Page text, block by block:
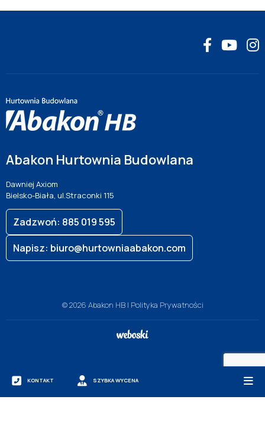
KONTAKT SZYBKA WYCENA
Abakon Hurtownia Budowlana
Dawniej Axiom
Bielsko-Biała, ul.Straconki 115
Zadzwoń: 885 019 595
Napisz: biuro@hurtowniaabakon.com
© 2026 Abakon HB | Polityka Prywatności